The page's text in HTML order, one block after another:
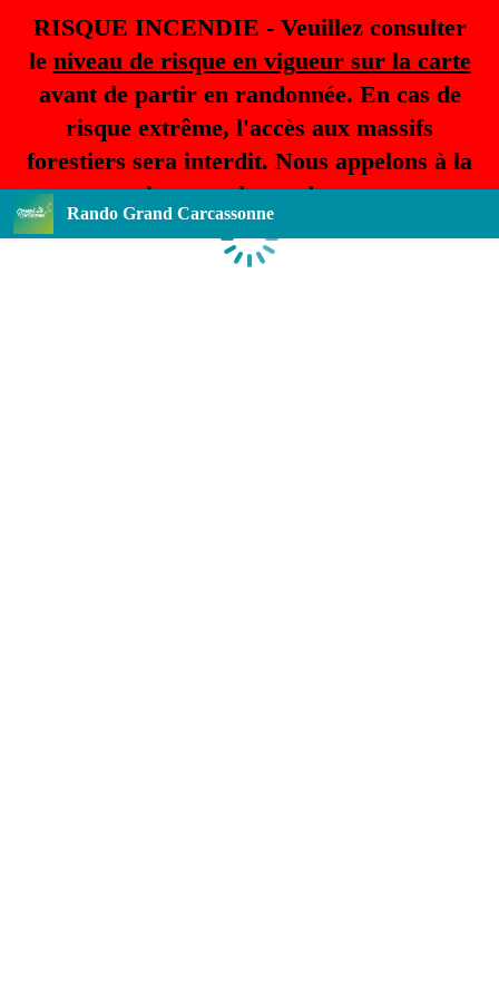
RISQUE INCENDIE - Veuillez consulter
le niveau de risque en vigueur sur la carte
avant de partir en randonnée. En cas de
risque extrême, l'accès aux massifs
forestiers sera interdit. Nous appelons à la
plus grande prudence.
Rando Grand Carcassonne
Loading